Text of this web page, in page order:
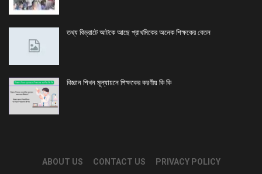
তথ্য বিভ্রাটে আটকে আছে প্রাথমিকের অনেক শিক্ষকের বেতন
বিজ্ঞান শিখন মূল্যায়নে শিক্ষকের করণীয় কি কি
ABOUT US CONTACT US
PRIVACY POLICY